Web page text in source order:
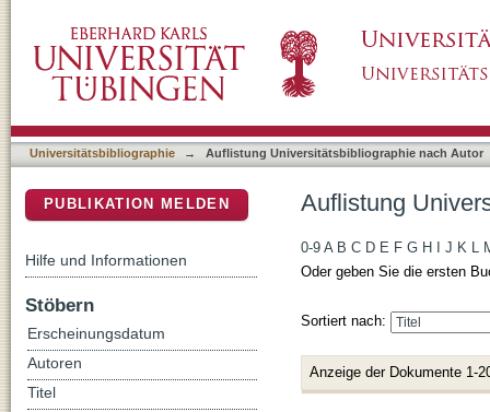
Universitätsbibliographie → Auflistung Universitätsbibliographie nach Autor
Auflistung
0-9 A B C D E F G H J K L
Oder geben Sie die ersten
Sortiert nach:
Anzeige der Dokumente 1-
PUBLIKATION MELDEN
Hilfe und Informationen
Stöbern
Erscheinungsdatum
Autoren
Titel